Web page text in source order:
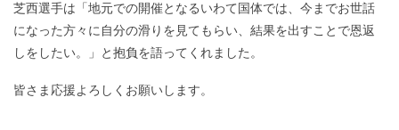
芝西選手は「地元での開催となるいわて国体では、今までお世話
になった方々に自分の滑りを見てもらい、結果を出すことで恩返
しをしたい。」と抱負を語ってくれました。
皆さま応援よろしくお願いします。